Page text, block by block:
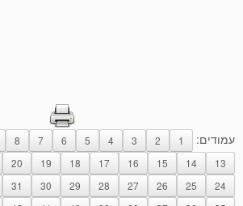
עמודים: 1
2
3
4
5
6
7
8
13
14
15
16
17
18
19
20
24
25
26
27
28
29
30
31